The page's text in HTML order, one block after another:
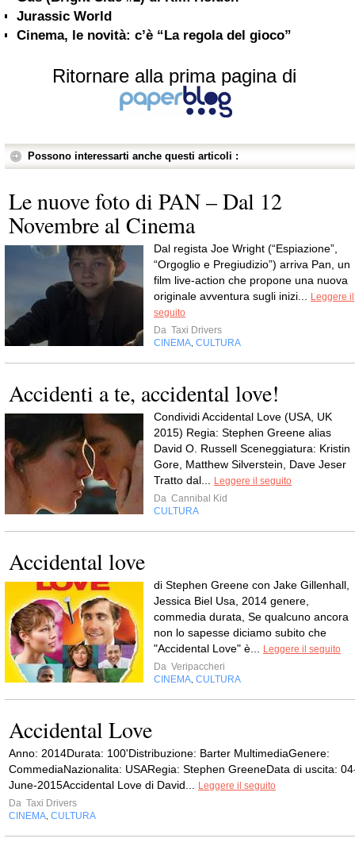
Jurassic World
Cinema, le novità: c’è “La regola del gioco”
Ritornare alla prima pagina di
Possono interessarti anche questi articoli :
Le nuove foto di PAN – Dal 12
Novembre al Cinema
Dal regista Joe Wright (“Espiazione”,
“Orgoglio e Pregiudizio”) arriva Pan, un
film live-action che propone una nuova
originale avventura sugli inizi...
Leggere il
seguito
Da Taxi Drivers
CINEMA CULTURA
Accidenti a te, accidental love!
Condividi Accidental Love (USA, UK
2015) Regia: Stephen Greene alias
David O. Russell Sceneggiatura: Kristin
Gore, Matthew Silverstein, Dave Jeser
Tratto dal...
Leggere il seguito
Da Cannibal Kid
CULTURA
Accidental love
di Stephen Greene con Jake Gillenhall,
Jessica Biel Usa, 2014 genere,
commedia durata, Se qualcuno ancora
non lo sapesse diciamo subito che
"Accidental Love" è...
Leggere il seguito
Da Veripaccheri
CINEMA CULTURA
Accidental Love
Anno: 2014Durata: 100'Distribuzione: Barter MultimediaGenere:
CommediaNazionalita: USARegia: Stephen GreeneData di uscita:
June-2015Accidental Love di David...
Leggere il seguito
Da Taxi Drivers
CINEMA CULTURA